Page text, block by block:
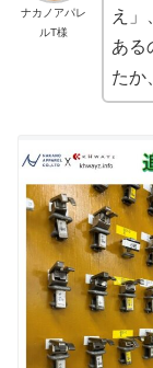
ナカノアパレ
ルT様
え」
ある
たか